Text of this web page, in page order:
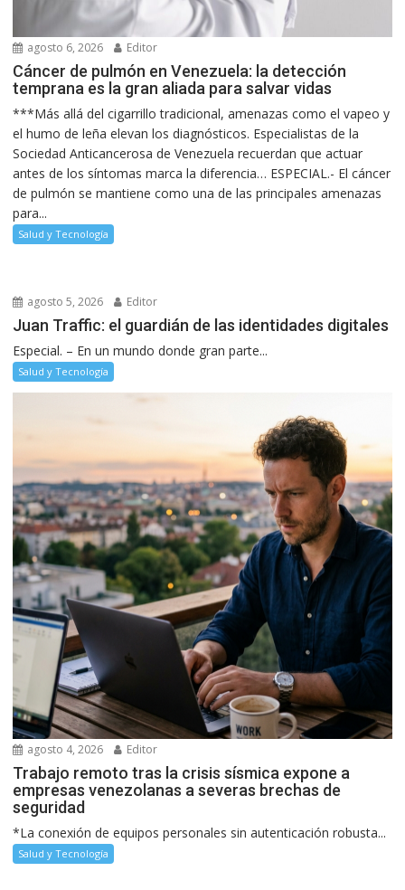
agosto 6, 2026 Editor
Cáncer de pulmón en Venezuela: la detección
temprana es la gran aliada para salvar vidas
***Más allá del cigarrillo tradicional, amenazas como el vapeo y
el humo de leña elevan los diagnósticos. Especialistas de la
Sociedad Anticancerosa de Venezuela recuerdan que actuar
antes de los síntomas marca la diferencia… ESPECIAL.- El cáncer
de pulmón se mantiene como una de las principales amenazas
para...
Salud y Tecnología
agosto 5, 2026 Editor
Juan Traffic: el guardián de las identidades digitales
Especial. – En un mundo donde gran parte...
Salud y Tecnología
agosto 4, 2026 Editor
Trabajo remoto tras la crisis sísmica expone a
empresas venezolanas a severas brechas de
seguridad
*La conexión de equipos personales sin autenticación robusta...
Salud y Tecnología